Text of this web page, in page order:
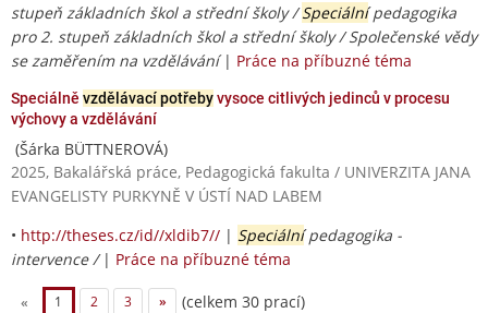
stupeň základních škol a střední školy /Speciálnípedagogika
pro 2. stupeň základních škol a střední školy / Společenské vědy
se zaměřením na vzdělávání| Práce na příbuzné téma
Speciálně vzdělávací potřebyvysoce citlivých jedinců v procesu
výchovy a vzdělávání
(Šárka BÜTTNEROVÁ)
2025, Bakalářská práce, Pedagogická fakulta / UNIVERZITA JANA
EVANGELISTY PURKYNĚ V ÚSTÍ NAD LABEM
• http://theses.cz/id//xldib7// | Speciálnípedagogika -
intervence / | Práce na příbuzné téma
« 1 2 3 » (celkem 30 prací)